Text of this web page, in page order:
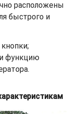
расположены
быстрого и
функцию